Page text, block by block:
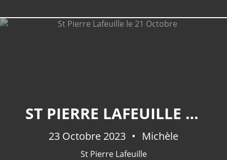
ST PIERRE LAFEUILLE LE 21 OCTOBRE
23 Octobre 2023 Michèle
St Pierre Lafeuille